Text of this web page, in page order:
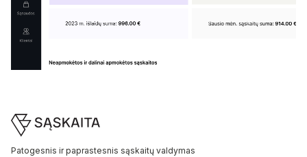
Footer
Patogesnis ir paprastesnis sąskaitų valdymas